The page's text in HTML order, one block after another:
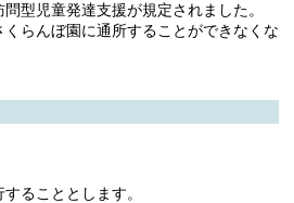
型児童発達支援が規定されました。
らんぼ園に通所することができなくな
ることとします。